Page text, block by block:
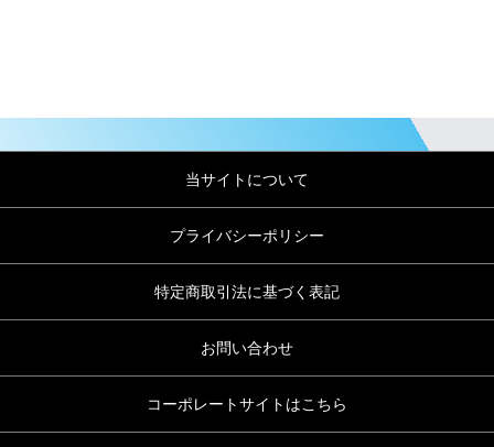
当サイトについて
プライバシーポリシー
特定商取引法に基づく表記
お問い合わせ
コーポレートサイトはこちら